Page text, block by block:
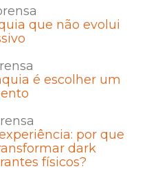
que não evolui
é escolher um
por que
dark
físicos?